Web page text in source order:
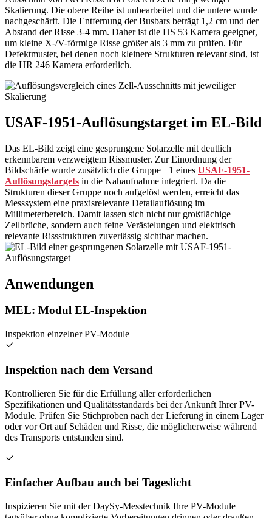
Skalierung. Die obere Reihe ist unbearbeitet und die untere wurde
nachgeschärft. Die Entfernung der Busbars beträgt 1,2 cm und der
Abstand der Risse 3-4 mm. Daher ist die HS 53 Kamera geeignet,
um kleine X-/V-förmige Risse größer als 3 mm zu prüfen. Für
Defektmuster, bei denen noch kleinere Strukturen relevant sind, ist
die HR 246 Kamera erforderlich.
USAF-1951-Auflösungstarget im EL-Bild
Das EL-Bild zeigt eine gesprungene Solarzelle mit deutlich
erkennbarem verzweigtem Rissmuster. Zur Einordnung der
Bildschärfe wurde zusätzlich die Gruppe −1 eines USAF-1951-
Auflösungstargets in die Nahaufnahme integriert. Da die
Strukturen dieser Gruppe noch aufgelöst werden, erreicht das
Messsystem eine praxisrelevante Detailauflösung im
Millimeterbereich. Damit lassen sich nicht nur großflächige
Zellbrüche, sondern auch feine Verästelungen und elektrisch
relevante Rissstrukturen zuverlässig sichtbar machen.
Anwendungen
MEL: Modul EL-Inspektion
Inspektion einzelner PV-Module
Inspektion nach dem Versand
Kontrollieren Sie für die Erfüllung aller erforderlichen
Spezifikationen und Qualitätsstandards bei der Ankunft Ihrer PV-
Module. Prüfen Sie Stichproben nach der Lieferung in einem Lager
oder vor Ort auf Schäden und Risse, die möglicherweise während
des Transports entstanden sind.
Einfacher Aufbau auch bei Tageslicht
Inspizieren Sie mit der DaySy-Messtechnik Ihre PV-Module